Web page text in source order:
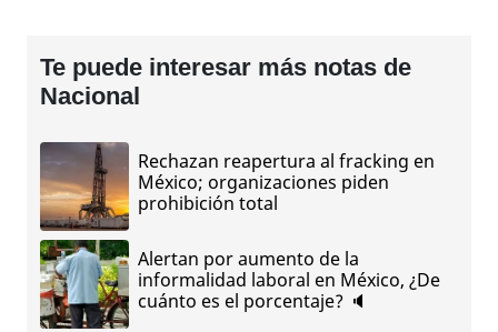
Te puede interesar más notas de
Nacional
Rechazan reapertura al fracking en
México; organizaciones piden
prohibición total
Alertan por aumento de la
informalidad laboral en México, ¿De
cuánto es el porcentaje? 🔈